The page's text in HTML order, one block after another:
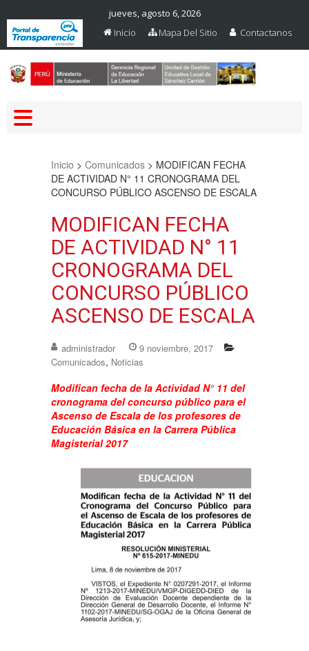
jueves, agosto 6, 2026
Inicio
Mapa Del Sitio Contactanos
Inicio >Comunicados > MODIFICAN FECHA
DE ACTIVIDAD N° 11 CRONOGRAMA DEL
CONCURSO PÚBLICO ASCENSO DE ESCALA
MODIFICAN FECHA
DE ACTIVIDAD N° 11
CRONOGRAMA DEL
CONCURSO PÚBLICO
ASCENSO DE ESCALA
administrador
9 noviembre, 2017
Comunicados, Noticias
Modifican fecha de la Actividad N° 11 del
cronograma del concurso público para el
Ascenso de Escala de los profesores de
Educación Básica en la Carrera Pública
Magisterial 2017